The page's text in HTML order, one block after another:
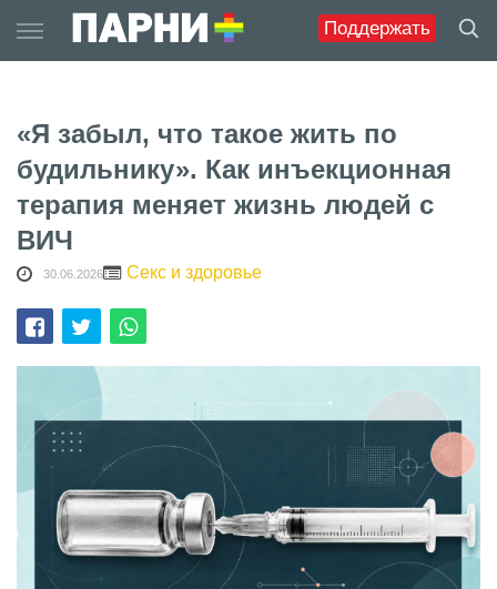
Поддержать
to
content
«Я забыл, что такое жить по
будильнику». Как инъекционная
терапия меняет жизнь людей с
ВИЧ
30.06.2026 Секс и здоровье